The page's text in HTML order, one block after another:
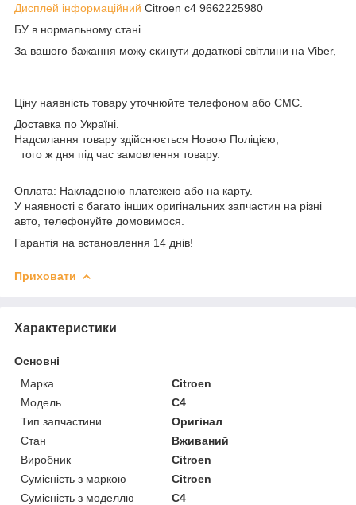
Дисплей інформаційний Citroen c4 9662225980
БУ в нормальному стані.
За вашого бажання можу скинути додаткові світлини на Viber,
Ціну наявність товару уточнюйте телефоном або СМС.
Доставка по Україні.
Надсилання товару здійснюється Новою Поліцією,
того ж дня під час замовлення товару.
Оплата: Накладеною платежею або на карту.
У наявності є багато інших оригінальних запчастин на різні
авто, телефонуйте домовимося.
Гарантія на встановлення 14 днів!
Приховати
Характеристики
Основні
Марка
Citroen
Модель
C4
Тип запчастини
Оригінал
Стан
Вживаний
Виробник
Citroen
Сумісність з маркою
Citroen
Сумісність з моделлю
C4